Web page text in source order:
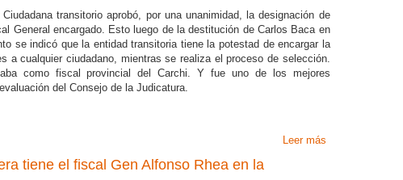
transitorio aprobó, por una unanimidad, la designación de
General encargado. Esto luego de la destitución de Carlos Baca en
se indicó que la entidad transitoria tiene la potestad de encargar la
a cualquier ciudadano, mientras se realiza el proceso de selección.
como fiscal provincial del Carchi. Y fue uno de los mejores
del Consejo de la Judicatura.
Leer más
tiene el fiscal Gen Alfonso Rhea en la